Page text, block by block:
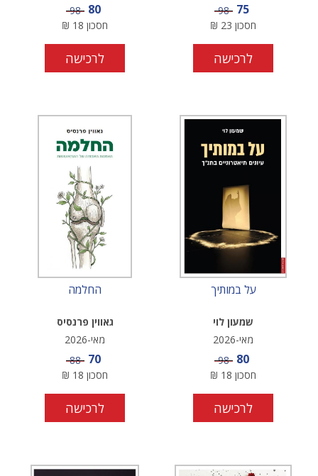
מחיר מבצע
75 מחיר
98
חסכון 23
₪
לרכישה
מחיר מבצע
80 מחיר
98
חסכון 18
₪
לרכישה
על במותיך
שמעון לוי
מאי-2026
מחיר מבצע
80 מחיר
98
חסכון 18
₪
לרכישה
החלמה
גאווין פרנסיס
מאי-2026
מחיר מבצע
70 מחיר
88
חסכון 18
₪
לרכישה